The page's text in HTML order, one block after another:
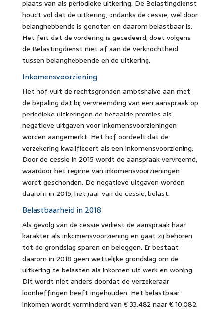
plaats van als periodieke uitkering. De Belastingdienst
houdt vol dat de uitkering, ondanks de cessie, wel door
belanghebbende is genoten en daarom belastbaar is.
Het feit dat de vordering is gecedeerd, doet volgens
de Belastingdienst niet af aan de verknochtheid
tussen belanghebbende en de uitkering.
Inkomensvoorziening
Het hof vult de rechtsgronden ambtshalve aan met
de bepaling dat bij vervreemding van een aanspraak op
periodieke uitkeringen de betaalde premies als
negatieve uitgaven voor inkomensvoorzieningen
worden aangemerkt. Het hof oordeelt dat de
verzekering kwalificeert als een inkomensvoorziening.
Door de cessie in 2015 wordt de aanspraak vervreemd,
waardoor het regime van inkomensvoorzieningen
wordt geschonden. De negatieve uitgaven worden
daarom in 2015, het jaar van de cessie, belast.
Belastbaarheid in 2018
Als gevolg van de cessie verliest de aanspraak haar
karakter als inkomensvoorziening en gaat zij behoren
tot de grondslag sparen en beleggen. Er bestaat
daarom in 2018 geen wettelijke grondslag om de
uitkering te belasten als inkomen uit werk en woning.
Dit wordt niet anders doordat de verzekeraar
loonheffingen heeft ingehouden. Het belastbaar
inkomen wordt verminderd van € 33.482 naar € 10.082.